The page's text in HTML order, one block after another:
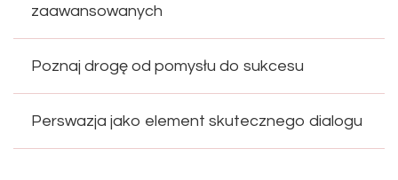
zaawansowanych
Poznaj drogę od pomysłu do sukcesu
Perswazja jako element skutecznego dialogu